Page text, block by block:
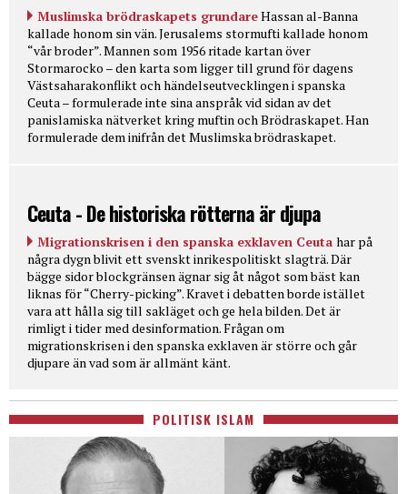
Muslimska brödraskapets grundareHassan al-Banna
kallade honom sin vän. Jerusalems stormufti kallade honom
“vår broder”. Mannen som 1956 ritade kartan över
Stormarocko – den karta som ligger till grund för dagens
Västsaharakonflikt och händelseutvecklingen i spanska
Ceuta – formulerade inte sina anspråk vid sidan av det
panislamiska nätverket kring muftin och Brödraskapet. Han
formulerade dem inifrån det Muslimska brödraskapet.
Ceuta - De historiska rötterna är djupa
Migrationskrisen i den spanska exklaven Ceuta har på
några dygn blivit ett svenskt inrikespolitiskt slagträ. Där
bägge sidor blockgränsen ägnar sig åt något som bäst kan
liknas för “Cherry-picking”. Kravet i debatten borde istället
vara att hålla sig till sakläget och ge hela bilden. Det är
rimligt i tider med desinformation. Frågan om
migrationskrisen i den spanska exklaven är större och går
djupare än vad som är allmänt känt.
POLITISK ISLAM